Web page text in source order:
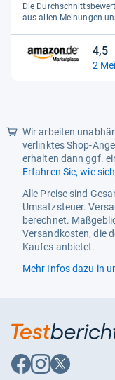
5
Die
aus allen Meinungen
4,5
4,5
von
2
Wir arbeiten
verlinktes Shop-
erhalten dann ggf.
Erfahren Sie, wie
Alle Preise sind
Umsatzsteuer.
berechnet.
Versandkosten, die
Kaufes anbietet.
Mehr Infos dazu in
Auf
Facebook
Auf
Instagram
Auf
X